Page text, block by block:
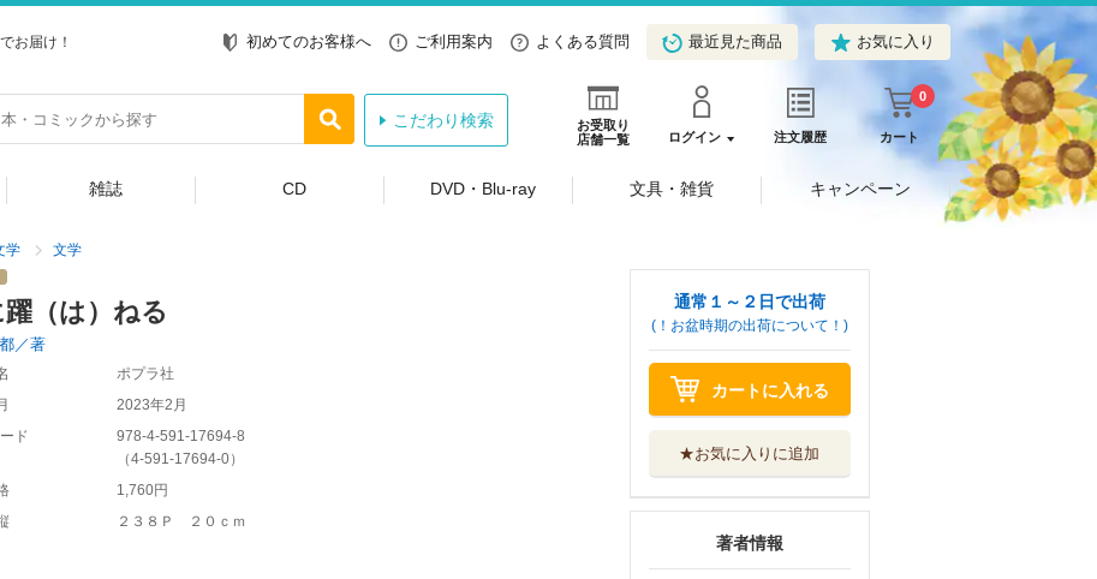
お届け！ 初めてのお客様へ ご利用案内 よくある質問 最近見た商品 お気に入り
お受取り
店舗一覧
ログイン 注文履歴 カート
0
こだわり検索
雑誌 CD DVD・Blu-ray 文具・雑貨 キャンペーン
学 文学
（は）ねる
／著
ポプラ社
2023年2月
ド
978-4-591-17694-8
（4-591-17694-0）
1,760円
２３８Ｐ ２０ｃｍ
通常１～２日で出荷
(！お盆時期の出荷について！)
カートに入れる
★お気に入りに追加
著者情報